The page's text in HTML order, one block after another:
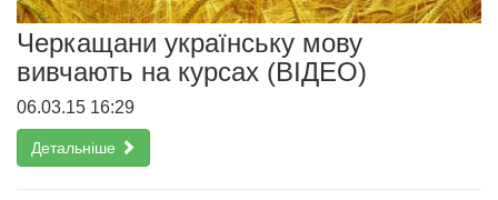
Черкащани українську мову
вивчають на курсах (ВІДЕО)
06.03.15 16:29
Детальніше